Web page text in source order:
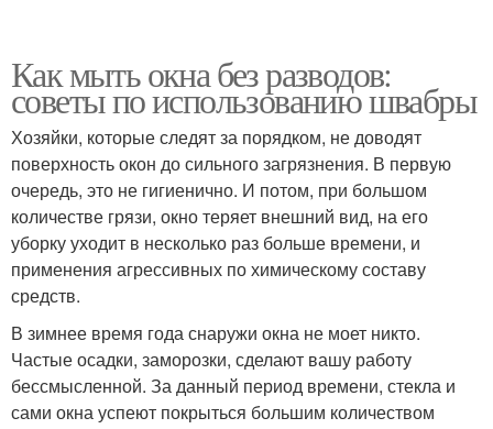
Как мыть окна без разводов:
советы по использованию швабры
Хозяйки, которые следят за порядком, не доводят
поверхность окон до сильного загрязнения. В первую
очередь, это не гигиенично. И потом, при большом
количестве грязи, окно теряет внешний вид, на его
уборку уходит в несколько раз больше времени, и
применения агрессивных по химическому составу
средств.
В зимнее время года снаружи окна не моет никто.
Частые осадки, заморозки, сделают вашу работу
бессмысленной. За данный период времени, стекла и
сами окна успеют покрыться большим количеством